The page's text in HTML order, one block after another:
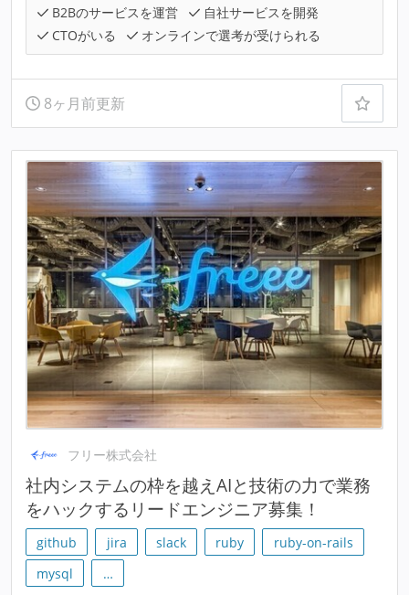
B2Bのサービスを運営
自社サービスを開発
CTOがいる
オンラインで選考が受けられる
8ヶ月前更新
フリー株式会社
社内システムの枠を越えAIと技術の力で業務
をハックするリードエンジニア募集！
github jira slack ruby
ruby-on-rails
mysql
…